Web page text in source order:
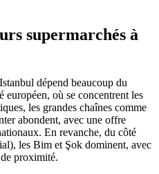
supermarchés à
dépend beaucoup du
où se concentrent les
les grandes chaînes comme
abondent, avec une offre
En revanche, du côté
les Bim et Şok dominent, avec
proximité.